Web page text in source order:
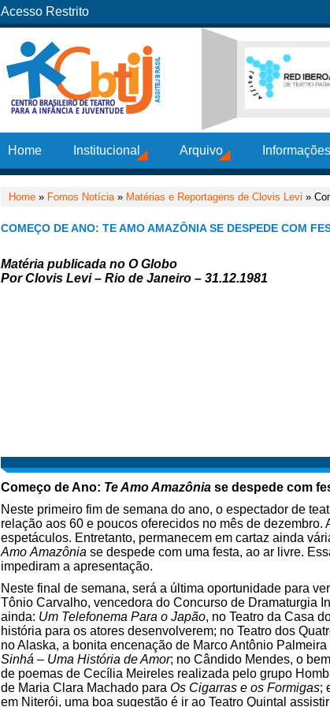
Acesso Restrito
Home Institucional Arquivo
Home » Fomos Notícia» Matérias e Reportagens de Clovis Levi »
COMEÇO DE ANO: TE AMO AMAZÔNIA SE DESPEDE COM
Matéria publicada no O Globo
Por Clovis Levi – Rio de Janeiro – 31.12.1981
Começo de Ano: Te Amo Amazônia se despede com
Neste primeiro fim de semana do ano, o espectador de
relação aos 60 e poucos oferecidos no mês de
espetáculos. Entretanto, permanecem em cartaz ainda
Amo Amazônia se despede com uma festa, ao ar livre.
impediram a apresentação.
Neste final de semana, será a última oportunidade para
Tônio Carvalho, vencedora do Concurso de Dramaturgia
ainda: Um Telefonema Para o Japão, no Teatro da Casa
história para os atores desenvolverem; no Teatro dos
no Alaska, a bonita encenação de Marco Antônio
Sinhá – Uma História de Amor; no Cândido Mendes, o
de poemas de Cecília Meireles realizada pelo grupo
de Maria Clara Machado para Os Cigarras e os Formigas;
em Niterói, uma boa sugestão é ir ao Teatro Quintal